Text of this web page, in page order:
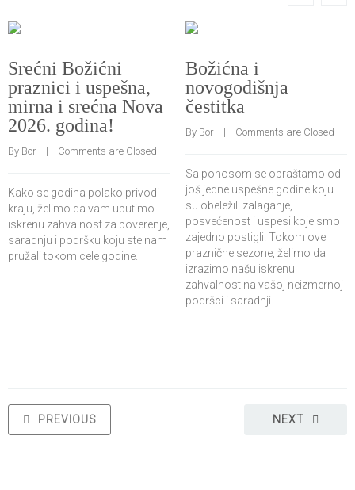
Srećni Božićni
praznici i uspešna,
mirna i srećna Nova
2026. godina!
By Bor
    |
Comments are Closed
Kako se godina polako privodi
kraju, želimo da vam uputimo
iskrenu zahvalnost za poverenje,
saradnju i podršku koju ste nam
pružali tokom cele godine.
Božićna i
novogodišnja
čestitka
By Bor
    |
Comments are Closed
Sa ponosom se opraštamo od
još jedne uspešne godine koju
su obeležili zalaganje,
posvećenost i uspesi koje smo
zajedno postigli. Tokom ove
praznične sezone, želimo da
izrazimo našu iskrenu
zahvalnost na vašoj neizmernoj
podršci i saradnji.
NEXT
PREVIOUS